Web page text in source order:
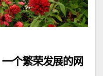
个繁荣发展的网